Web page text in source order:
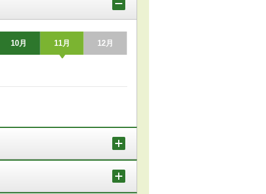
10月 11月 12月